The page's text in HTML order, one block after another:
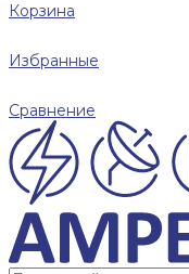
Корзина
Избранные
Сравнение